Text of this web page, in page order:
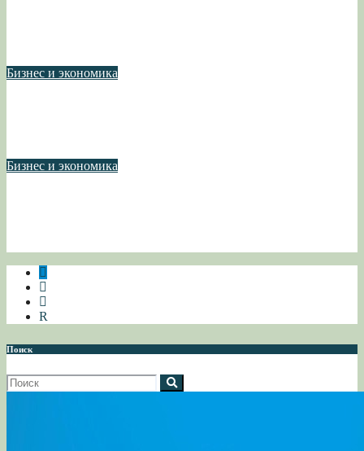
Бизнес и экономика
Бизнес и экономика
R
Поиск